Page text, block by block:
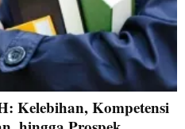
Kelebihan, Kompetensi